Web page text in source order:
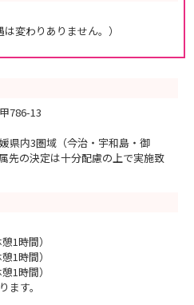
変わりありません。）
786-13
県内3圏域（今治・宇和島・御
先の決定は十分配慮の上で実施致
1時間）
1時間）
1時間）
す。